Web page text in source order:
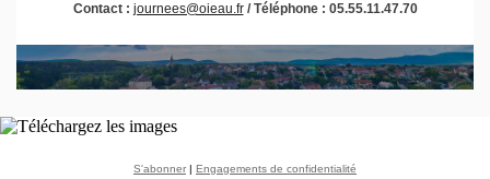
Contact : journees@oieau.fr/ Téléphone : 05.55.11.47.70
S'abonner | Engagements de confidentialité